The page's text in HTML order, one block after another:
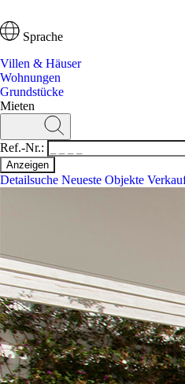
Sprache
Villen & Häuser
Wohnungen
Grundstücke
Mieten
Ref.-Nr.:
Detailsuche Neueste Objekte
DetailsucheNeueste Objekte
Villen & Häuser
Wohnungen
Grundstücke
Mieten
Sprache